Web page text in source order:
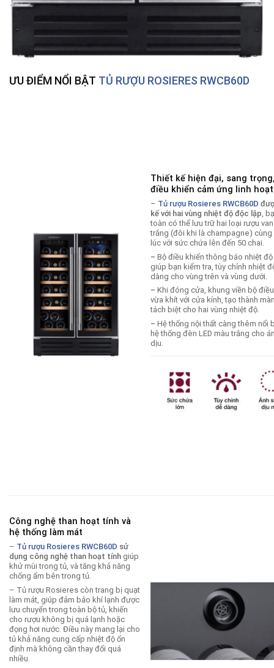
ƯU ĐIỂM NỔI BẬT TỦ RƯỢU ROSIERES RWCB60D
Thiết kế hiện đại, sang
điều khiển cảm ứng linh hoạt
– Tủ rượu Rosieres RWCB60D
kế với hai vùng nhiệt độ độc lập,
toàn có thể lưu trữ hai loại rượu
trắng (đôi khi là champagne) cùng
lúc với sức chứa lên đến 50 chai.
–Bộ điều khiển thông báo nhiệt
giúp bạn kiểm tra, tùy chỉnh nhiệt
dàng cho vùng trên và vùng dưới.
–Khi đóng cửa, khung viền bộ
vừa khít với cửa kính, tạo thành
tách biệt cho hai vùng nhiệt độ.
–Hệ thống nội thất càng thêm nổi
hệ thống đèn LED màu trắng cho
dịu.
Công nghệ than hoạt tính và
hệ thống làm mát
– Tủ rượu Rosieres RWCB60D sử
dụng công nghệ than hoạt tính giúp
khử mùi trong tủ, và tăng khả năng
chống ẩm bên trong tủ.
– Tủ rượu Rosieres còn trang bị quạt
làm mát, giúp đảm bảo khí lạnh được
lưu chuyển trong toàn bộ tủ khiến
cho rượu không bị quá lạnh hoặc
đọng hơi nước. Điều này mang lại cho
tủ khả năng cung cấp nhiệt độ ổn
định mà không cần thay đổi quá
nhiều.